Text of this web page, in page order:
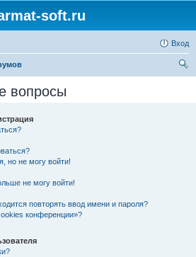
soft.ru
Вход
вопросы
но не могу войти!
не могу войти!
повторять ввод имени и пароля?
конференции»?